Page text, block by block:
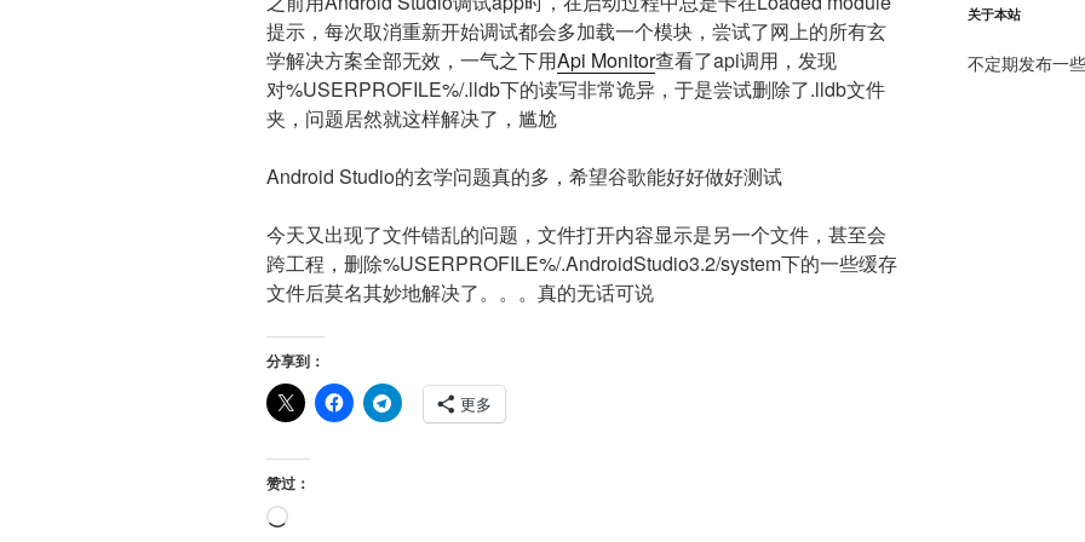
提示，每次取消重新开始调试都会多加载一个模块，尝试了网上的所有玄
学解决方案全部无效，一气之下用Api Monitor查看了api调用，发现
对%USERPROFILE%/.lldb下的读写非常诡异，于是尝试删除了.lldb文件
夹，问题居然就这样解决了，尴尬
Android Studio的玄学问题真的多，希望谷歌能好好做好测试
今天又出现了文件错乱的问题，文件打开内容显示是另一个文件，甚至会
跨工程，删除%USERPROFILE%/.AndroidStudio3.2/system下的一些缓存
文件后莫名其妙地解决了。。。真的无话可说
分享到：
更多
赞过：
正
关于本站
不定期发布一